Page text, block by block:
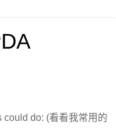
could do: (看看我常用的